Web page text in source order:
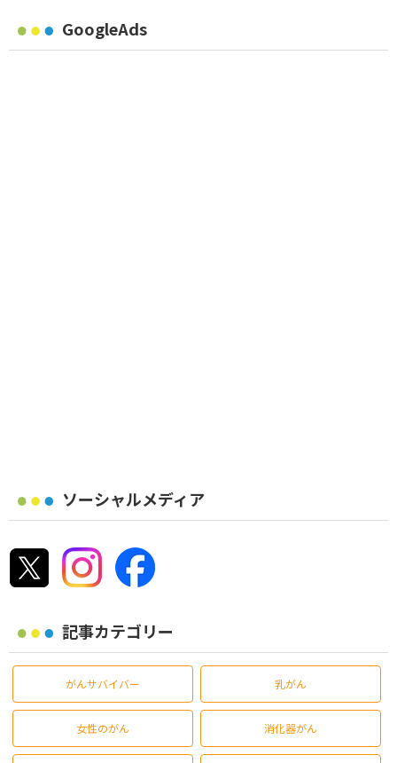
GoogleAds
ソーシャルメディア
記事カテゴリー
がんサバイバー 乳がん
女性のがん 消化器がん